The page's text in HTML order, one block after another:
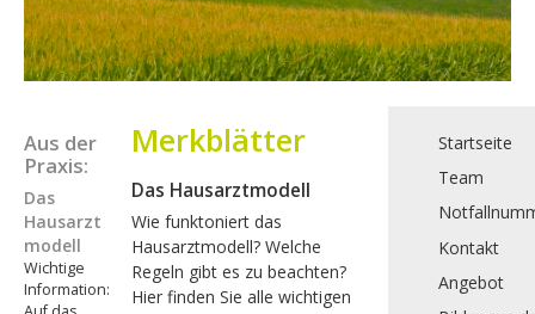
Merkblätter
Das Hausarztmodell
Wie funktoniert das
Hausarztmodell? Welche
Regeln gibt es zu beachten?
Hier finden Sie alle wichtigen
Haupt-
Sidebar
(Primary)
Aus der
Praxis:
Das
Hausarzt
modell
Wichtige
Information:
Sidebar
(Secondary)
Startseite
Team
Kontakt
Angebot